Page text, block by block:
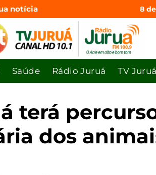
notícia 8
Saúde Rádio Juruá TV Juruá
terá
dos